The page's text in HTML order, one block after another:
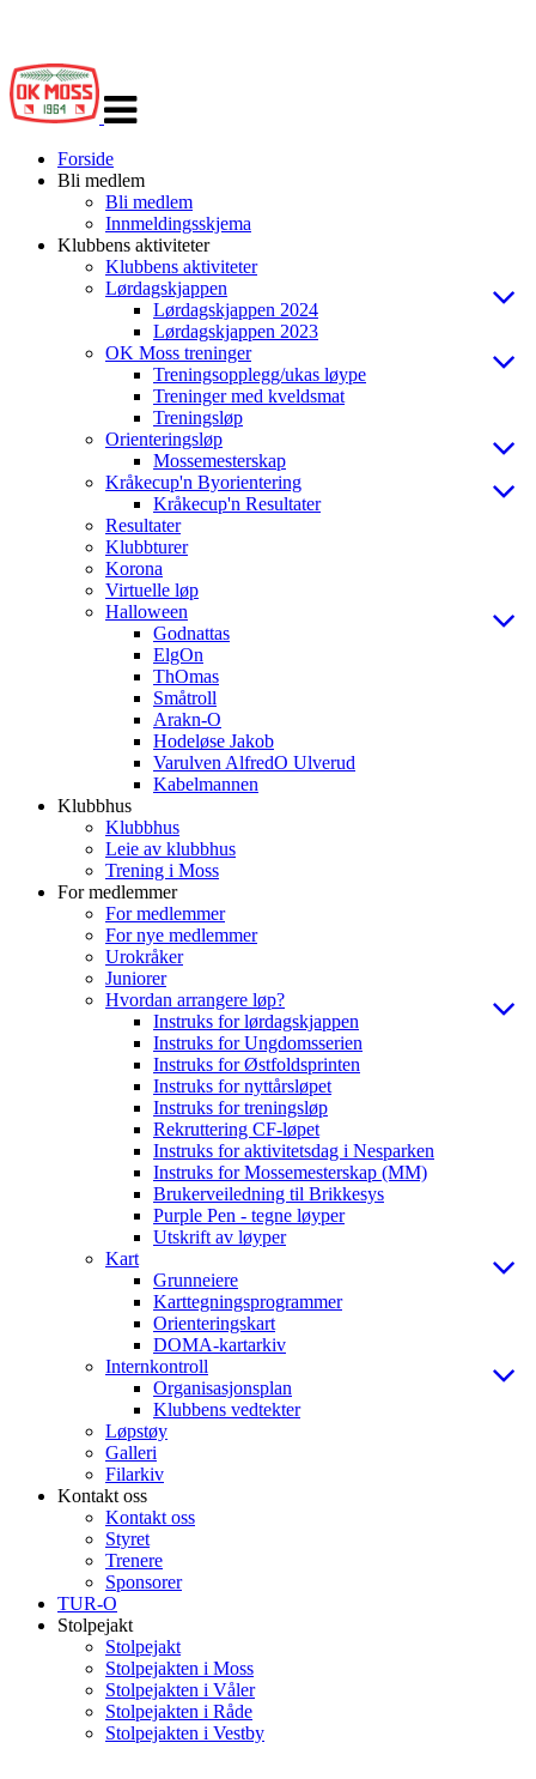
navigasjon
Forside
Bli medlem
Bli medlem
Innmeldingsskjema
Klubbens aktiviteter
Klubbens aktiviteter
Lørdagskjappen
Lørdagskjappen 2024
Lørdagskjappen 2023
OK Moss treninger
Treningsopplegg/ukas løype
Treninger med kveldsmat
Treningsløp
Orienteringsløp
Mossemesterskap
Kråkecup'n Byorientering
Kråkecup'n Resultater
Resultater
Klubbturer
Korona
Virtuelle løp
Halloween
Godnattas
ElgOn
ThOmas
Småtroll
Arakn-O
Hodeløse Jakob
Varulven AlfredO Ulverud
Kabelmannen
Klubbhus
Klubbhus
Leie av klubbhus
Trening i Moss
For medlemmer
For medlemmer
For nye medlemmer
Urokråker
Juniorer
Hvordan arrangere løp?
Instruks for lørdagskjappen
Instruks for Ungdomsserien
Instruks for Østfoldsprinten
Instruks for nyttårsløpet
Instruks for treningsløp
Rekruttering CF-løpet
Instruks for aktivitetsdag i Nesparken
Instruks for Mossemesterskap (MM)
Brukerveiledning til Brikkesys
Purple Pen - tegne løyper
Utskrift av løyper
Kart
Grunneiere
Karttegningsprogrammer
Orienteringskart
DOMA-kartarkiv
Internkontroll
Organisasjonsplan
Klubbens vedtekter
Løpstøy
Galleri
Filarkiv
Kontakt oss
Kontakt oss
Styret
Trenere
Sponsorer
TUR-O
Stolpejakt
Stolpejakt
Stolpejakten i Moss
Stolpejakten i Våler
Stolpejakten i Råde
Stolpejakten i Vestby